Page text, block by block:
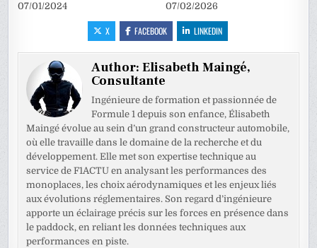
07/01/2024 07/02/2026
X FACEBOOK LINKEDIN
Author:Elisabeth Maingé,
Consultante
Ingénieure de formation et passionnée de
Formule 1 depuis son enfance, Élisabeth
Maingé évolue au sein d’un grand constructeur automobile,
où elle travaille dans le domaine de la recherche et du
développement. Elle met son expertise technique au
service de F1ACTU en analysant les performances des
monoplaces, les choix aérodynamiques et les enjeux liés
aux évolutions réglementaires. Son regard d’ingénieure
apporte un éclairage précis sur les forces en présence dans
le paddock, en reliant les données techniques aux
performances en piste.